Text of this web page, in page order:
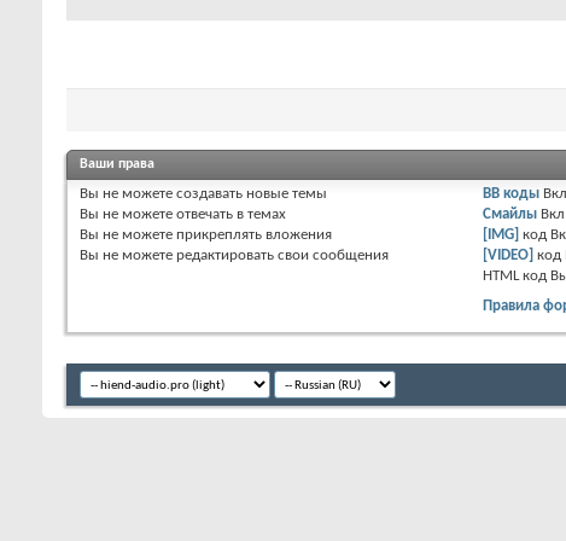
Ваши права
Вы не можете создавать новые темы
Вы не можете отвечать в темах
Вы не можете прикреплять вложения
Вы не можете редактировать свои сообщения
BB коды
Смайлы
[IMG] код
[VIDEO] код
HTML код
Правила